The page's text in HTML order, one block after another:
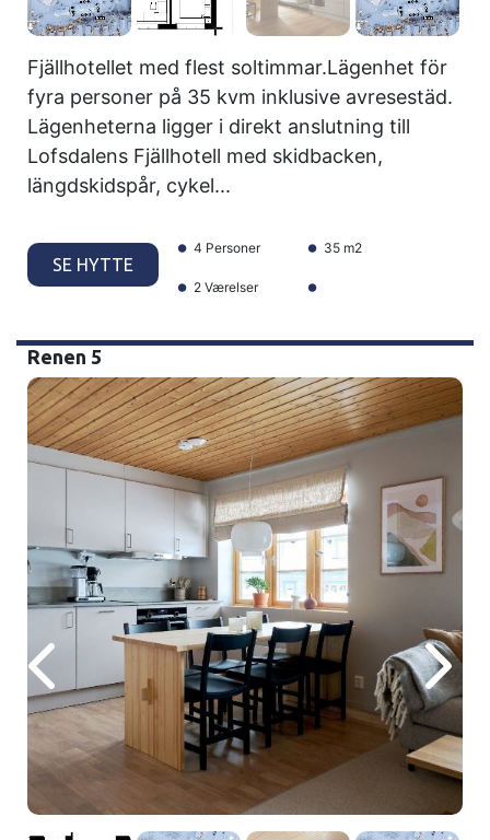
Fjällhotellet med flest soltimmar.Lägenhet för
fyra personer på 35 kvm inklusive avresestäd.
Lägenheterna ligger i direkt anslutning till
Lofsdalens Fjällhotell med skidbacken,
längdskidspår, cykel...
SE HYTTE
4 Personer 35 m2
2 Værelser
Renen 5